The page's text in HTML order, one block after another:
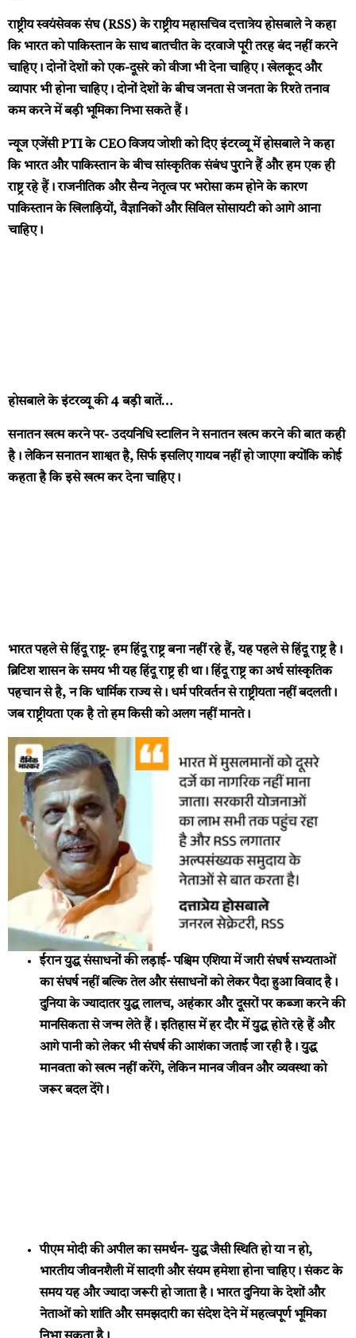
राष्ट्रीय स्वयंसेवक संघ (RSS) के राष्ट्रीय महासचिव दत्तात्रेय होसबाले ने कहा
कि भारत को पाकिस्तान के साथ बातचीत के दरवाजे पूरी तरह बंद नहीं करने
चाहिए। दोनों देशों को एक-दूसरे को वीजा भी देना चाहिए। खेलकूद और
व्यापार भी होना चाहिए। दोनों देशों के बीच जनता से जनता के रिश्ते तनाव
कम करने में बड़ी भूमिका निभा सकते हैं।
न्यूज एजेंसी PTI के CEO विजय जोशी को दिए इंटरव्यू में होसबाले ने कहा
कि भारत और पाकिस्तान के बीच सांस्कृतिक संबंध पुराने हैं और हम एक ही
राष्ट्र रहे हैं। राजनीतिक और सैन्य नेतृत्व पर भरोसा कम होने के कारण
पाकिस्तान के खिलाड़ियों, वैज्ञानिकों और सिविल सोसायटी को आगे आना
चाहिए।
होसबाले के इंटरव्यू की 4 बड़ी बातें…
सनातन खत्म करने पर-उदयनिधि स्टालिन ने सनातन खत्म करने की बात कही
है। लेकिन सनातन शाश्वत है, सिर्फ इसलिए गायब नहीं हो जाएगा क्योंकि कोई
कहता है कि इसे खत्म कर देना चाहिए।
भारत पहले से हिंदू राष्ट्र-हम हिंदू राष्ट्र बना नहीं रहे हैं, यह पहले से हिंदू राष्ट्र है।
ब्रिटिश शासन के समय भी यह हिंदू राष्ट्र ही था। हिंदू राष्ट्र का अर्थ सांस्कृतिक
पहचान से है, न कि धार्मिक राज्य से। धर्म परिवर्तन से राष्ट्रीयता नहीं बदलती।
जब राष्ट्रीयता एक है तो हम किसी को अलग नहीं मानते।
ईरान युद्ध संसाधनों की लड़ाई-पश्चिम एशिया में जारी संघर्ष सभ्यताओं
का संघर्ष नहीं बल्कि तेल और संसाधनों को लेकर पैदा हुआ विवाद है।
दुनिया के ज्यादातर युद्ध लालच, अहंकार और दूसरों पर कब्जा करने की
मानसिकता से जन्म लेते हैं। इतिहास में हर दौर में युद्ध होते रहे हैं और
आगे पानी को लेकर भी संघर्ष की आशंका जताई जा रही है। युद्ध
मानवता को खत्म नहीं करेंगे, लेकिन मानव जीवन और व्यवस्था को
जरूर बदल देंगे।
पीएम मोदी की अपील का समर्थन-युद्ध जैसी स्थिति हो या न हो,
भारतीय जीवनशैली में सादगी और संयम हमेशा होना चाहिए। संकट के
समय यह और ज्यादा जरूरी हो जाता है। भारत दुनिया के देशों और
नेताओं को शांति और समझदारी का संदेश देने में महत्वपूर्ण भूमिका